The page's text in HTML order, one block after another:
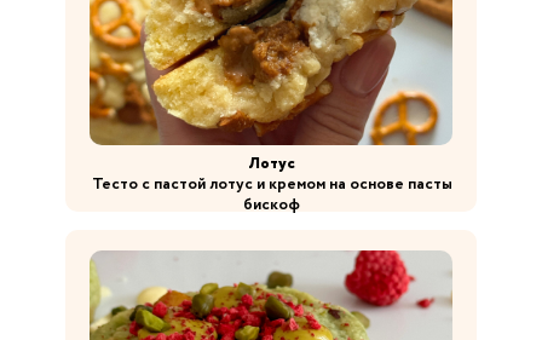
Лотус
Тесто с пастой лотус и кремом на основе пасты
бискоф